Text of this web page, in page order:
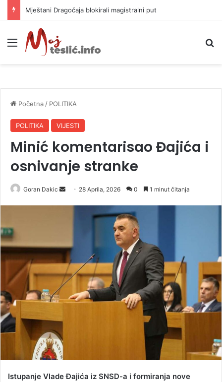
Helikopter ponovo gasi vatru u selima kod Trebinja
Meni
Početna / POLITIKA
POLITIKA VIJESTI
Minić komentarisao Đajića i
osnivanje stranke
Goran Dakic
n
e
m
a
28 Aprila, 2026 0 1 minut čitanja
Istupanje Vlade Đajića iz SNSD-a i formiranja nove